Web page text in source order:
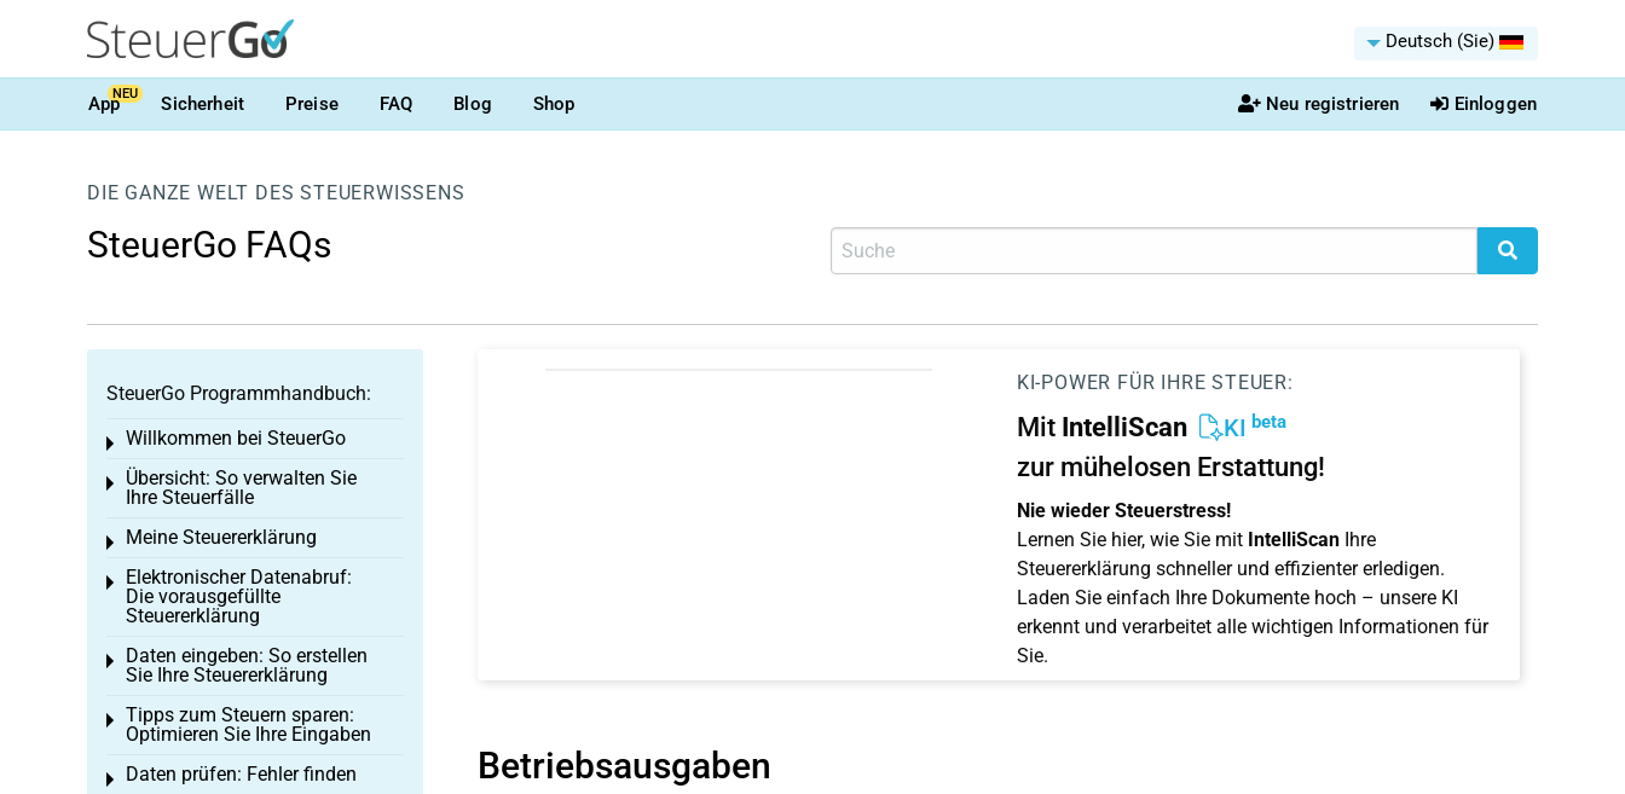
Deutsch (Sie)
AppNEU Sicherheit Preise FAQ Blog Shop Neu registrieren Einloggen
DIE GANZE WELT DES STEUERWISSENS
SteuerGo FAQs
KI-POWER FÜR IHRE STEUER:
Mit IntelliScan KI beta
zur mühelosen Erstattung!
Nie wieder Steuerstress!
Lernen Sie hier, wie Sie mit IntelliScanIhre
Steuererklärung schneller und effizienter erledigen.
Laden Sie einfach Ihre Dokumente hoch – unsere KI
erkennt und verarbeitet alle wichtigen Informationen für
Sie.
Betriebsausgaben
SteuerGo Programmhandbuch:
Willkommen bei SteuerGo
Toggle menu
Übersicht: So verwalten Sie
Ihre Steuerfälle
Toggle menu
Meine Steuererklärung
Toggle menu
Elektronischer Datenabruf:
Die vorausgefüllte
Steuererklärung
Toggle menu
Daten eingeben: So erstellen
Sie Ihre Steuererklärung
Toggle menu
Tipps zum Steuern sparen:
Optimieren Sie Ihre Eingaben
Toggle menu
Daten prüfen: Fehler finden
Toggle menu